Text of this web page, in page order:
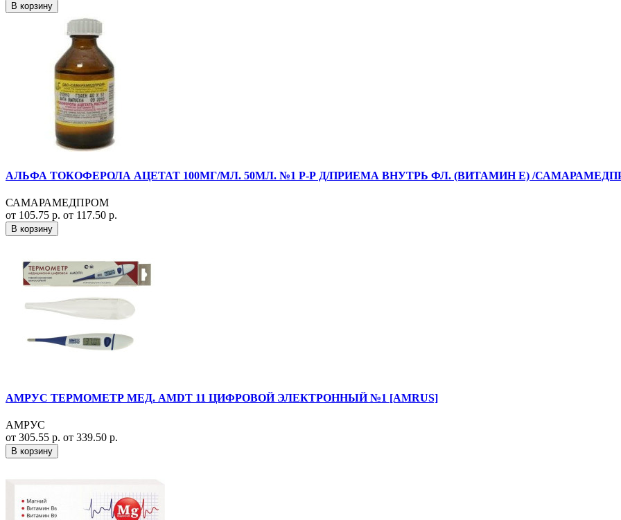
В корзину
АЛЬФА ТОКОФЕРОЛА АЦЕТАТ 100МГ/МЛ. 50МЛ. №1 Р-Р Д/ПРИЕМА ВНУТРЬ ФЛ. (ВИТАМИН Е) /
САМАРАМЕДПРОМ
от 105.75 р. от 117.50 р.
В корзину
АМРУС ТЕРМОМЕТР МЕД. AMDT 11 ЦИФРОВОЙ ЭЛЕКТРОННЫЙ №1 [AMRUS]
АМРУС
от 305.55 р. от 339.50 р.
В корзину